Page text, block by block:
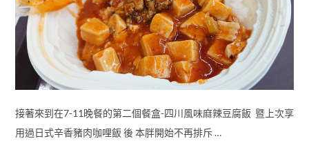
接著來到在7-11晚餐的第二個餐盒-四川風味麻辣豆腐飯 暨上次享
用過日式辛香豬肉咖哩飯 後 本胖開始不再排斥 …